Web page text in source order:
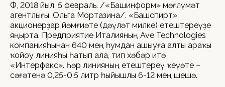
ӨФӨ, 2018 йыл, 5 февраль. /«Башинформ» мәғлүмәт
агентлығы, Ольга Мортазина/. «Башспирт»
акционерҙар йәмғиәте (дәүләт милке) етештереүҙе
яңырта. Предприятие Италияның Ave Technologies
компанияһынан 640 мең һумдан ашыуға алты араҡы
ҡойоу линияһы һатып ала, тип хәбәр итә
«Интерфакс». Һәр линияның етештереү ҡеүәте –
сәғәтенә 0,25-0,5 литр һыйышлы 6-12 мең шешә.